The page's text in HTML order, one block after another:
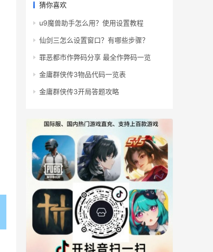
猜你喜欢
u9魔兽助手怎么用？使用设置教程
仙剑三怎么设置窗口？有哪些步骤？
罪恶都市作弊码分享 最全作弊码一览
金庸群侠传3物品代码一览表
金庸群侠传3开局答题攻略